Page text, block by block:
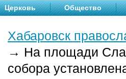
Церковь Общество
Хабаровск
→ На площади
собора